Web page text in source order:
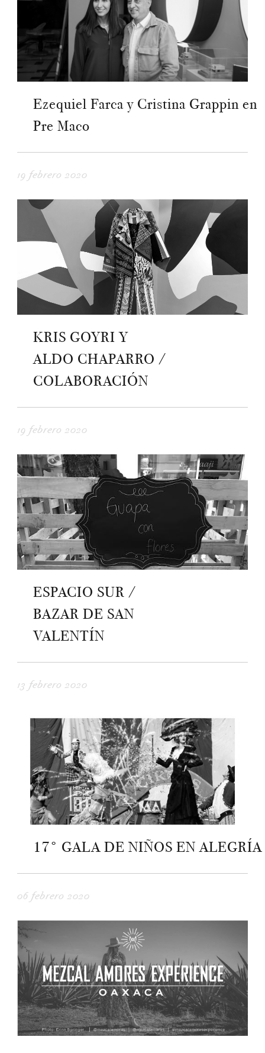
Ezequiel Farca y Cristina Grappin en
Pre Maco
19 febrero 2020
KRIS GOYRI Y
ALDO CHAPARRO /
COLABORACIÓN
19 febrero 2020
ESPACIO SUR /
BAZAR DE SAN
VALENTÍN
13 febrero 2020
17° GALA DE NIÑOS EN ALEGRÍA
06 febrero 2020